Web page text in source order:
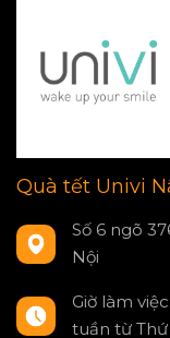
Quà tết Univi
Số 6 ngõ
Nội
Giờ làm
tuần từ